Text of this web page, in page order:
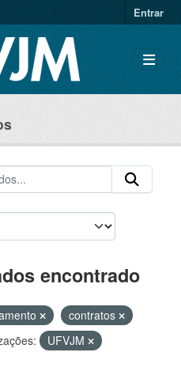
Entrar
encontrado
contratos
UFVJM